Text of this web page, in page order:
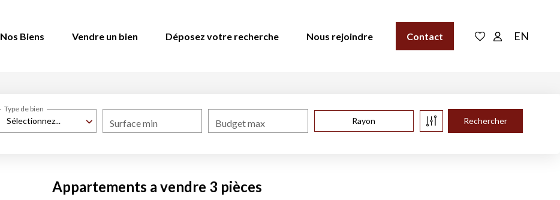
Nos Biens Vendre un bien Déposez votre recherche Nous rejoindre Contact EN
Sélectionnez...
Type de bien
Surface min Budget max Rayon
Appartements a vendre 3 pièces